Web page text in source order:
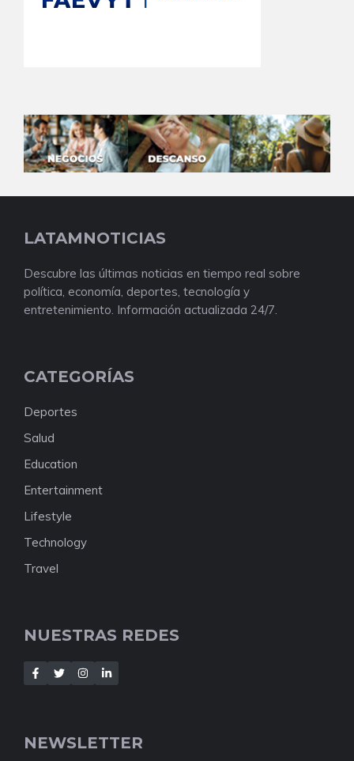
LATAMNOTICIAS
Descubre las últimas noticias en tiempo real sobre
política, economía, deportes, tecnología y
entretenimiento. Información actualizada 24/7.
CATEGORÍAS
Deportes
Salud
Education
Entertainment
Lifestyle
Technology
Travel
NUESTRAS REDES
NEWSLETTER